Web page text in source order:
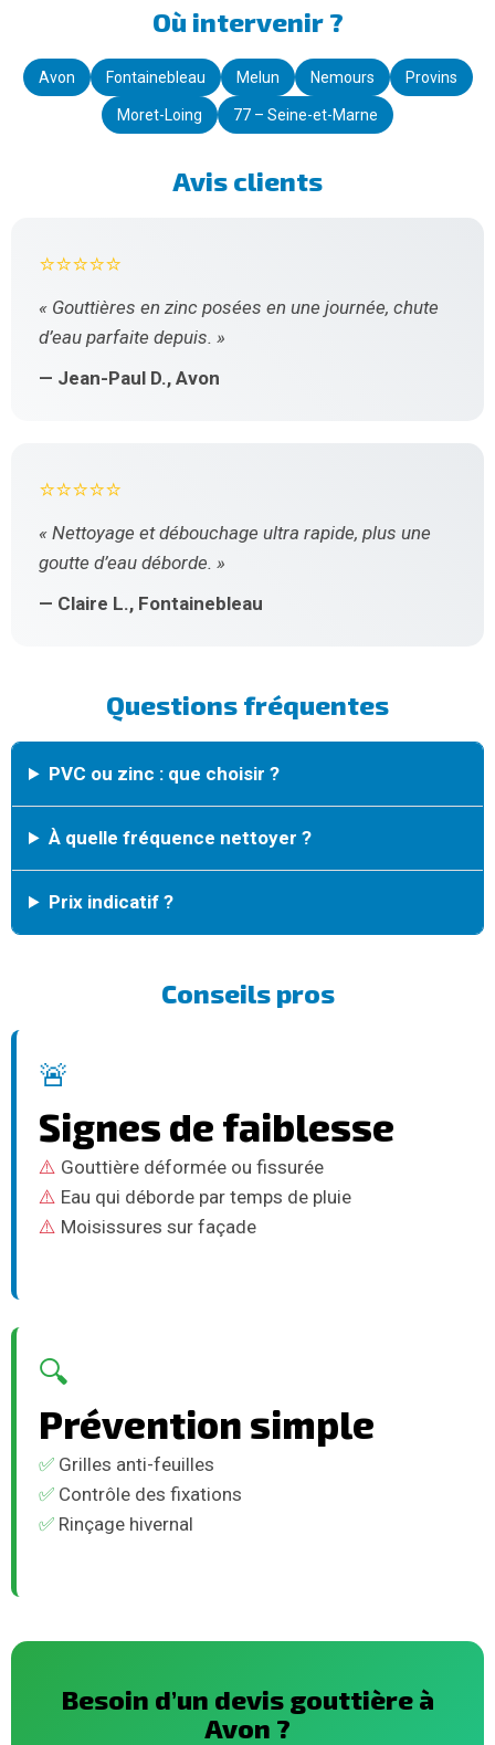
Où intervenir ?
Avon Fontainebleau Melun Nemours Provins
Moret-Loing 77 – Seine-et-Marne
Avis clients
⭐⭐⭐⭐⭐
« Gouttières en zinc posées en une journée, chute
d’eau parfaite depuis. »
— Jean-Paul D., Avon
⭐⭐⭐⭐⭐
« Nettoyage et débouchage ultra rapide, plus une
goutte d’eau déborde. »
— Claire L., Fontainebleau
Questions fréquentes
PVC ou zinc : que choisir ?
À quelle fréquence nettoyer ?
Prix indicatif ?
Conseils pros
🚨
Signes de faiblesse
⚠️ Gouttière déformée ou fissurée
⚠️ Eau qui déborde par temps de pluie
⚠️ Moisissures sur façade
🔍
Prévention simple
✅ Grilles anti-feuilles
✅ Contrôle des fixations
✅ Rinçage hivernal
Besoin d’un devis gouttière à
Avon ?